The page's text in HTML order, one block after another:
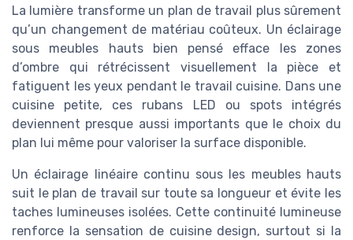
La lumière transforme un plan de travail plus sûrement
qu’un changement de matériau coûteux. Un éclairage
sous meubles hauts bien pensé efface les zones
d’ombre qui rétrécissent visuellement la pièce et
fatiguent les yeux pendant le travail cuisine. Dans une
cuisine petite, ces rubans LED ou spots intégrés
deviennent presque aussi importants que le choix du
plan lui même pour valoriser la surface disponible.
Un éclairage linéaire continu sous les meubles hauts
suit le plan de travail sur toute sa longueur et évite les
taches lumineuses isolées. Cette continuité lumineuse
renforce la sensation de cuisine design, surtout si la